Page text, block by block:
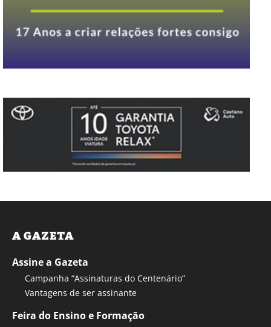
A GAZETA
Assine a Gazeta
Campanha “Assinaturas do Centenário”
Vantagens de ser assinante
Feira do Ensino e Formação